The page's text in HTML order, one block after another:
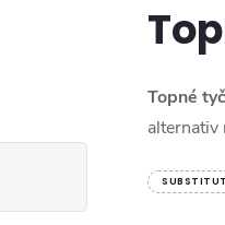
Topné
alternativ